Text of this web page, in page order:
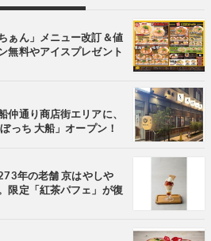
ぁん」メニュー改訂＆値
無料やアイスプレゼント
仲通り商店街エリアに、
っち 大船」オープン！
年の老舗 京はやしや
限定「紅茶パフェ」が復